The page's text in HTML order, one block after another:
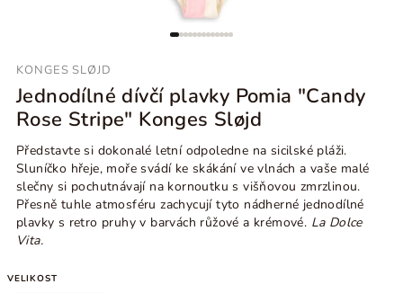
KONGES SLØJD
Jednodílné dívčí plavky Pomia "Candy
Rose Stripe" Konges Sløjd
Představte si dokonalé letní odpoledne na sicilské pláži.
Sluníčko hřeje, moře svádí ke skákání ve vlnách a vaše malé
slečny si pochutnávají na kornoutku s višňovou zmrzlinou.
Přesně tuhle atmosféru zachycují tyto nádherné jednodílné
plavky s retro pruhy v barvách růžové a krémové. La Dolce
Vita.
VELIKOST